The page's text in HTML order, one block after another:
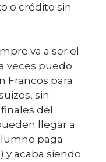
o crédito sin
va a ser el
veces puedo
Francos para
sin
del
llegar a
paga
y acaba siendo